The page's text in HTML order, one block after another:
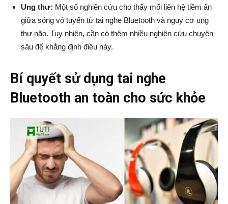
Ung thư: Một số nghiên cứu cho thấy mối liên hệ tiềm ẩn
giữa sóng vô tuyến từ tai nghe Bluetooth và nguy cơ ung
thư não. Tuy nhiên, cần có thêm nhiều nghiên cứu chuyên
sâu để khẳng định điều này.
Bí quyết sử dụng tai nghe
Bluetooth an toàn cho sức khỏe